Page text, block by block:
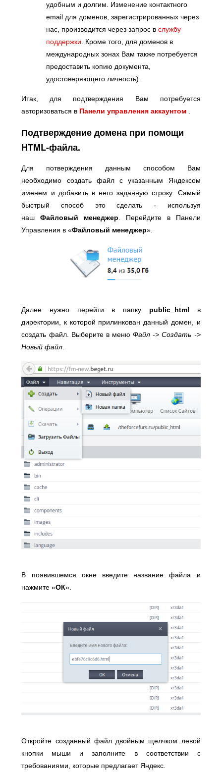
удобным и долгим. Изменение контактного
email для доменов, зарегистрированных через
нас, производится через запрос вслужбу
поддержки . Кроме того, для доменов в
международных зонах Вам также потребуется
предоставить копию документа,
удостоверяющего личность).
Итак, для подтверждения Вам потребуется
авторизоваться в Панели управления аккаунтом
Подтверждение домена при помощи
HTML-файла.
Для потверждения данным способом Вам
необходимо создать файл с указанным Яндексом
именем и добавить в него заданную строку. Самый
быстрый способ это сделать - используя
нашФайловый менеджер . Перейдите в Панели
Управления в «Файловый менеджер».
Далее нужно перейти в папку public_html в
директории, к которой прилинкован данный домен, и
создать файл. Выберите в менюФайл -> Создать ->
Новый файл
В появившемся окне введите название файла и
нажмите «ОК».
Откройте созданный файл двойным щелчком левой
кнопки мыши и заполните в соответствии с
требованиями, которые предлагает Яндекс.